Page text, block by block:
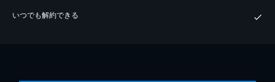
いつでも解約できる